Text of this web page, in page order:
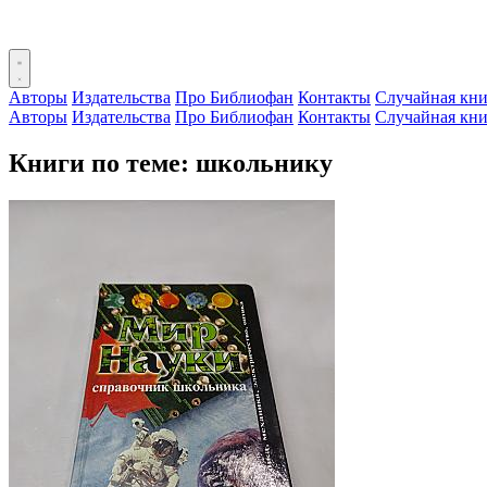
Авторы Издательства Про Библиофан Контакты Случайная
Авторы Издательства Про Библиофан Контакты Случайная
Книги по теме: школьнику